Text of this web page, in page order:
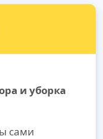
и уборка
сами